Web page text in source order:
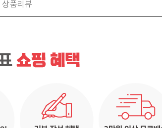
상품리뷰